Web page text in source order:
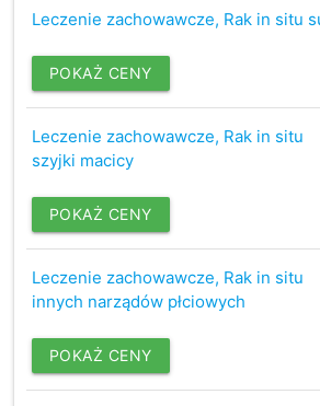
Leczenie zachowawcze, Rak in situ
POKAŻ CENY
Leczenie zachowawcze, Rak in situ
szyjki macicy
POKAŻ CENY
Leczenie zachowawcze, Rak in situ
innych narządów płciowych
POKAŻ CENY